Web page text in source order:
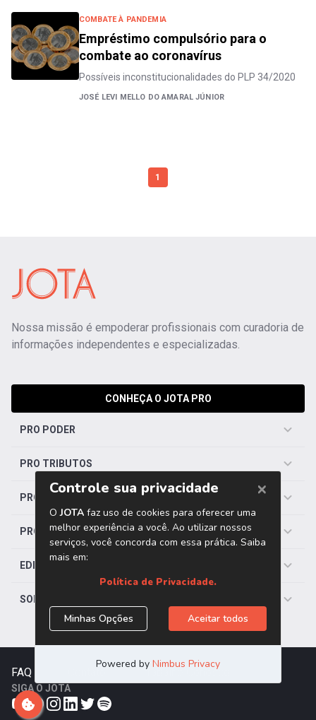
COMBATE À PANDEMIA
Empréstimo compulsório para o
combate ao coronavírus
Possíveis inconstitucionalidades do PLP 34/2020
JOSÉ LEVI MELLO DO AMARAL JÚNIOR
1
Nossa missão é empoderar profissionais com curadoria de
informações independentes e especializadas.
CONHEÇA O JOTA PRO
PRO PODER
PRO TRIBUTOS
PRO TRABALHISTA
PRO SAÚDE
EDITORIAS
SOBRE O JOTA
FAQ Trabalhe Conosco
SIGA O JOTA